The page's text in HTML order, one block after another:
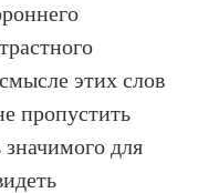
этих слов
пропустить
для